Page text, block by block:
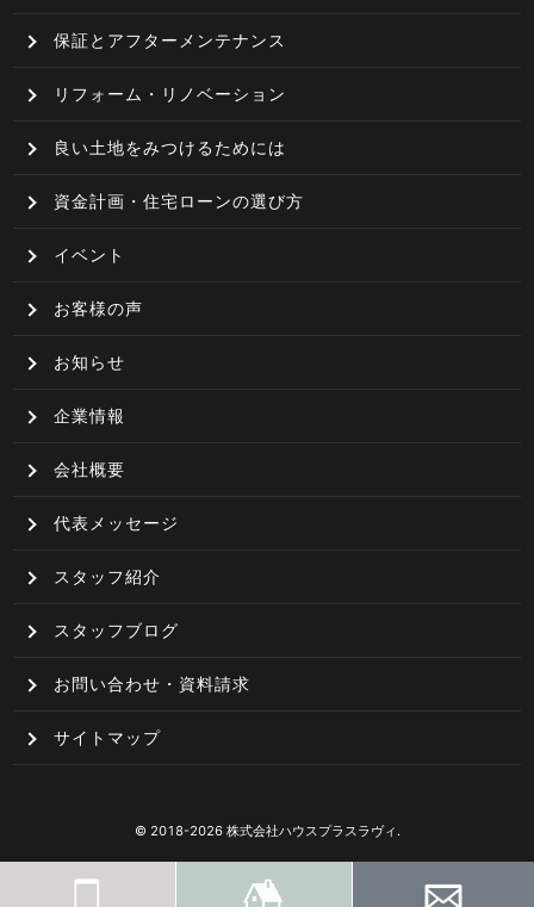
保証とアフターメンテナンス
リフォーム・リノベーション
良い土地をみつけるためには
資金計画・住宅ローンの選び方
イベント
お客様の声
お知らせ
企業情報
会社概要
代表メッセージ
スタッフ紹介
スタッフブログ
お問い合わせ・資料請求
サイトマップ
© 2018-2026 株式会社ハウスプラスラヴィ.